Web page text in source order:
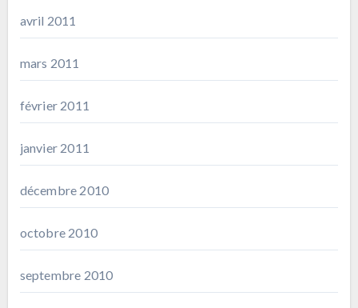
avril 2011
mars 2011
février 2011
janvier 2011
décembre 2010
octobre 2010
septembre 2010